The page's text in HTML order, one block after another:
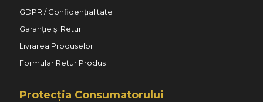
GDPR / Confidențialitate
Garanție și Retur
Livrarea Produselor
Formular Retur Produs
Protecția Consumatorului